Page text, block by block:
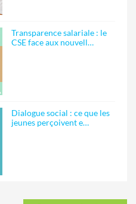
Transparence salariale : le
CSE face aux nouvell…
Dialogue social : ce que les
jeunes perçoivent e…